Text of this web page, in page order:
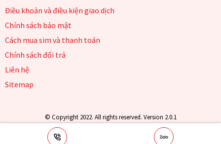
Điều khoản và điều kiện giao dịch
Chính sách bảo mật
Cách mua sim và thanh toán
Chính sách đổi trả
Liên hệ
Sitemap
© Copyright 2022. All rights reserved. Version 2.0.1